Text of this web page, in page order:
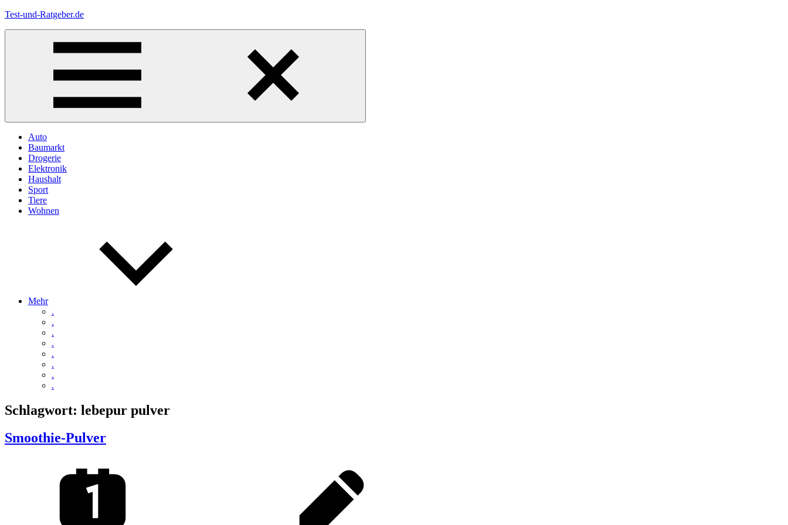
Zum
Test-und-Ratgeber.de
Menü
Auto
Baumarkt
Drogerie
Elektronik
Haushalt
Sport
Tiere
Wohnen
Mehr
.
.
.
.
.
.
.
.
Schlagwort: lebepur pulver
Smoothie-Pulver